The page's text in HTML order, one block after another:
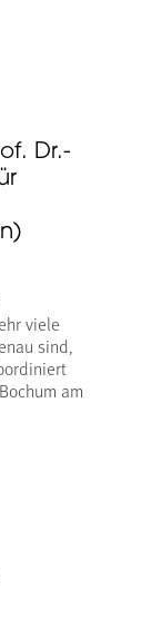
Dr.-
viele
sind,
am